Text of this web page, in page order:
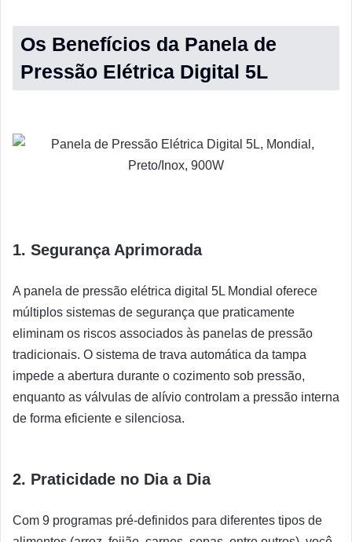
Os Benefícios da Panela de
Pressão Elétrica Digital 5L
1. Segurança Aprimorada
A panela de pressão elétrica digital 5L Mondial oferece
múltiplos sistemas de segurança que praticamente
eliminam os riscos associados às panelas de pressão
tradicionais. O sistema de trava automática da tampa
impede a abertura durante o cozimento sob pressão,
enquanto as válvulas de alívio controlam a pressão interna
de forma eficiente e silenciosa.
2. Praticidade no Dia a Dia
Com 9 programas pré-definidos para diferentes tipos de